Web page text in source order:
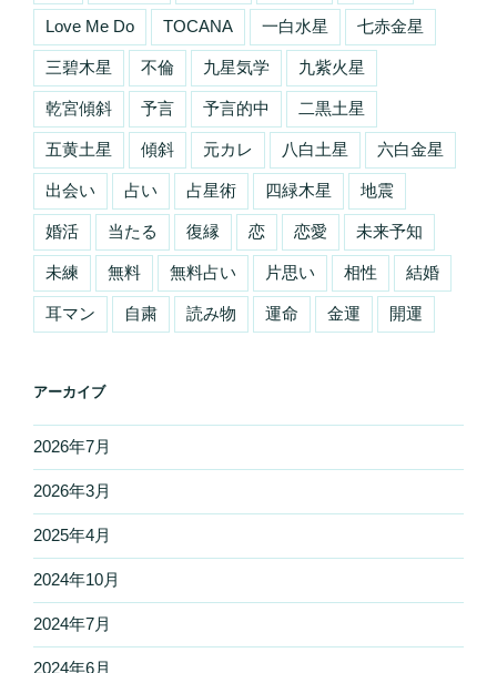
Love Me Do TOCANA 一白水星 七赤金星
三碧木星 不倫 九星気学 九紫火星
乾宮傾斜 予言 予言的中 二黒土星
五黄土星 傾斜 元カレ 八白土星 六白金星
出会い 占い 占星術 四緑木星 地震
婚活 当たる 復縁 恋 恋愛 未来予知
未練 無料 無料占い 片思い 相性 結婚
耳マン 自粛 読み物 運命 金運 開運
アーカイブ
2026年7月
2026年3月
2025年4月
2024年10月
2024年7月
2024年6月